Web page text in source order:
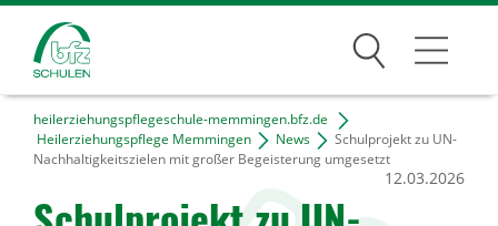
Suchen
Traumberufe
heilerziehungspflegeschule-memmingen.bfz.de
Heilerziehungspflege Memmingen
News
Schulprojekt zu UN-
Nachhaltigkeitszielen mit großer Begeisterung umgesetzt
12.03.2026